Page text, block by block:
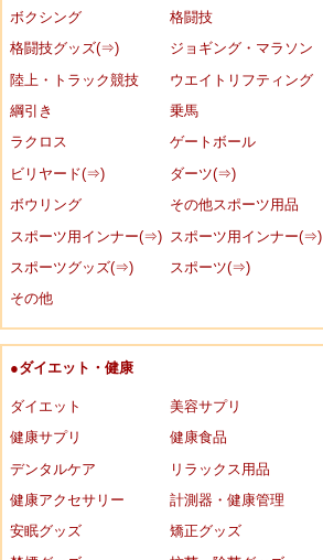
ボクシング
格闘技
格闘技グッズ(⇒)
ジョギング・マラソン
陸上・トラック競技
ウエイトリフティング
綱引き
乗馬
ラクロス
ゲートボール
ビリヤード(⇒)
ダーツ(⇒)
ボウリング
その他スポーツ用品
スポーツ用インナー(⇒)
スポーツ用インナー(⇒)
スポーツグッズ(⇒)
スポーツ(⇒)
その他
●ダイエット・健康
ダイエット
美容サプリ
健康サプリ
健康食品
デンタルケア
リラックス用品
健康アクセサリー
計測器・健康管理
安眠グッズ
矯正グッズ